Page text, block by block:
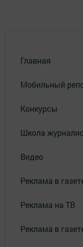
Главная
Мобильный
Конкурсы
Школа
Видео
Реклама в
Реклама на ТВ
Реклама в